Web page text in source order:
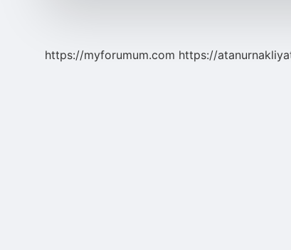
https://myforumum.com https://